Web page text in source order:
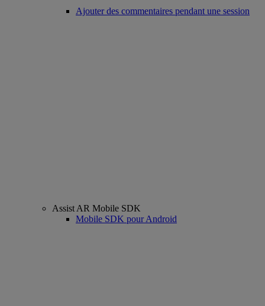
Ajouter des commentaires pendant une session
Assist AR Mobile SDK
Mobile SDK pour Android